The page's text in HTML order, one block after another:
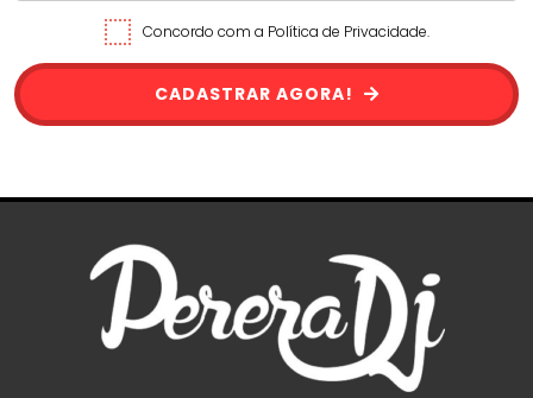
Concordo com a Política de Privacidade.
CADASTRAR AGORA!